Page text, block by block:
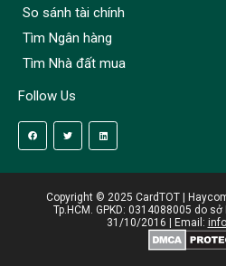
So sánh tài chính
Tìm Ngân hàng
Tìm Nhà đất mua
Follow Us
Copyright © 2025 CardTOT |
Tp.HCM. GPKD: 0314088005 do sở
31/10/2016 | Email: